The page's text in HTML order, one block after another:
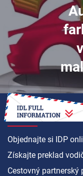
AKO NA TO
Objednajte si IDP
Získajte preklad
Cestovný partnerský